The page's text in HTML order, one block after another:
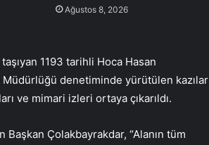
Ağustos 8, 2026
1193 tarihli Hoca Hasan
denetiminde yürütülen kazılar
ve mimari izleri ortaya çıkarıldı.
Başkan Çolakbayrakdar, “Alanın tüm